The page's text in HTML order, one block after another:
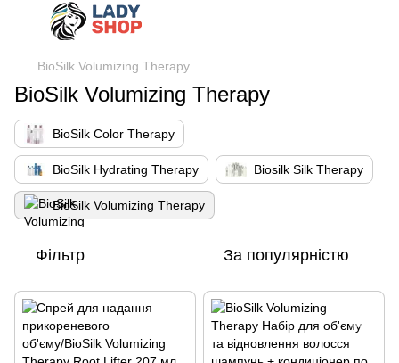
BioSilk Volumizing Therapy
BioSilk Volumizing Therapy
BioSilk Color Therapy
BioSilk Hydrating Therapy Biosilk Silk Therapy
BioSilk Volumizing Therapy
Фільтр За популярністю